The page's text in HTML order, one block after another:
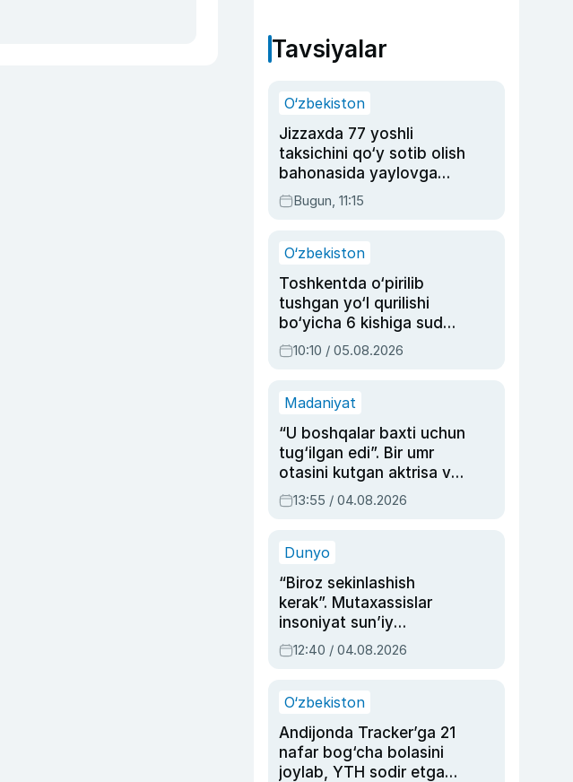
Tavsiyalar
O‘zbekiston
Jizzaxda 77 yoshli
taksichini qo‘y sotib olish
bahonasida yaylovga
olib borib o‘ldirgan yigit
20 yilga qamaldi
Bugun, 11:15
O‘zbekiston
Toshkentda o‘pirilib
tushgan yo‘l qurilishi
bo‘yicha 6 kishiga sud
hukmi o‘qildi
10:10 / 05.08.2026
Madaniyat
“U boshqalar baxti uchun
tug‘ilgan edi”. Bir umr
otasini kutgan aktrisa va
dublyaj ustasi Rimma
Ahmedovaning
13:55 / 04.08.2026
Dunyo
“Biroz sekinlashish
kerak”. Mutaxassislar
insoniyat sun’iy
intellektni boshqara
olmay qolishidan xavotir
12:40 / 04.08.2026
O‘zbekiston
Andijonda Tracker’ga 21
nafar bog‘cha bolasini
joylab, YTH sodir etgan